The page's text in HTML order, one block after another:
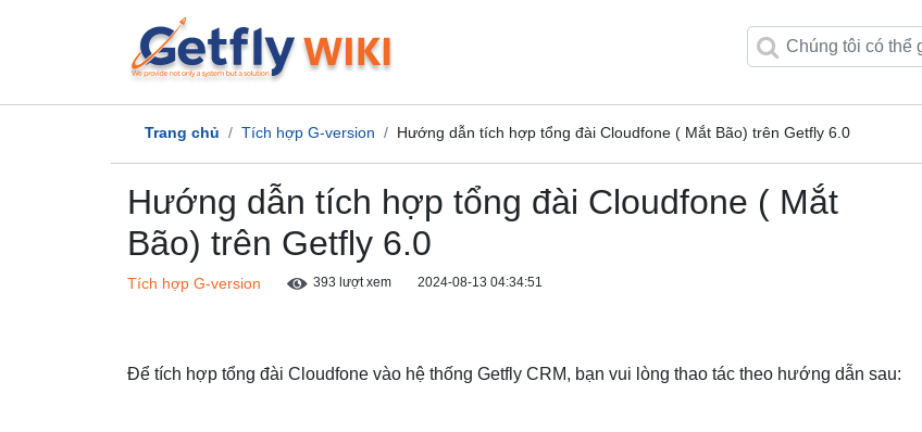
Trang chủ Tích hợp G-version Hướng dẫn tích hợp tổng đài Cloudfone ( Mắt Bão) trên Getfly 6.0
Hướng dẫn tích hợp tổng đài Cloudfone ( Mắt
Bão) trên Getfly 6.0
Tích hợp G-version 393 lượt xem 2024-08-13 04:34:51
Để tích hợp tổng đài Cloudfone vào hệ thống Getfly CRM, bạn vui lòng thao tác theo hướng dẫn sau: